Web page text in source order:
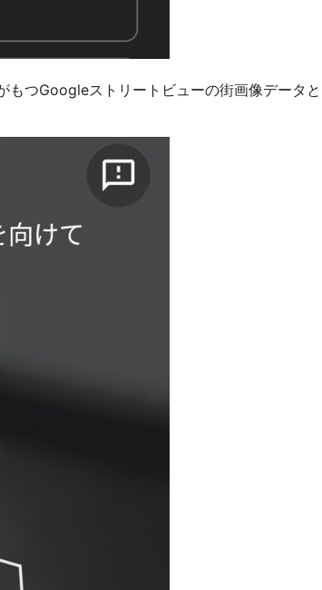
もつGoogleストリートビューの街画像データ